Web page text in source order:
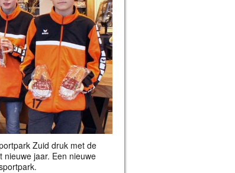
Zuid druk met de
jaar. Een nieuwe